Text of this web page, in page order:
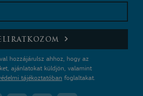
hozzájárulsz ahhoz, hogy az
ajánlatokat küldjön, valamint
tájékoztatóban foglaltakat.